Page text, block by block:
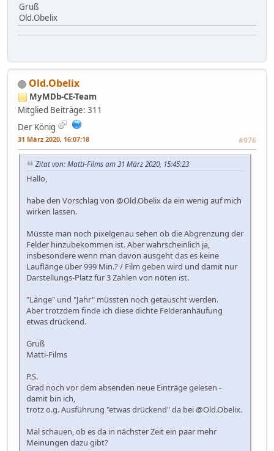
Gruß
Old.Obelix
Old.Obelix
MyMDb-CE-Team
Mitglied Beiträge: 311
Der König
31 März 2020, 16:07:18 #976
Zitat von: Matti-Films am 31 März 2020, 15:45:23
Hallo,
habe den Vorschlag von @Old.Obelix da ein wenig auf mich
wirken lassen.
Müsste man noch pixelgenau sehen ob die Abgrenzung der
Felder hinzubekommen ist. Aber wahrscheinlich ja,
insbesondere wenn man davon ausgeht das es keine
Lauflänge über 999 Min.? / Film geben wird und damit nur
Darstellungs-Platz für 3 Zahlen von nöten ist.
"Länge" und "Jahr" müssten noch getauscht werden.
Aber trotzdem finde ich diese dichte Felderanhäufung
etwas drückend.
Gruß
Matti-Films
P.S.
Grad noch vor dem absenden neue Einträge gelesen -
damit bin ich,
trotz o.g. Ausführung "etwas drückend" da bei @Old.Obelix.
Mal schauen, ob es da in nächster Zeit ein paar mehr
Meinungen dazu gibt?